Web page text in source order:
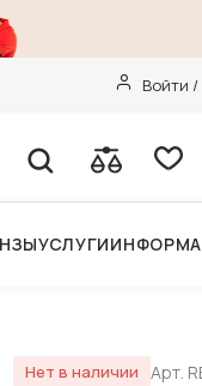
Войти /
УСЛУГИ
Нет в наличии Арт.